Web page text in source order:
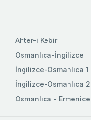
Ahter-i Kebir
Osmanlıca-İngilizce
İngilizce-Osmanlıca 1
İngilizce-Osmanlıca 2
Osmanlıca - Ermenice